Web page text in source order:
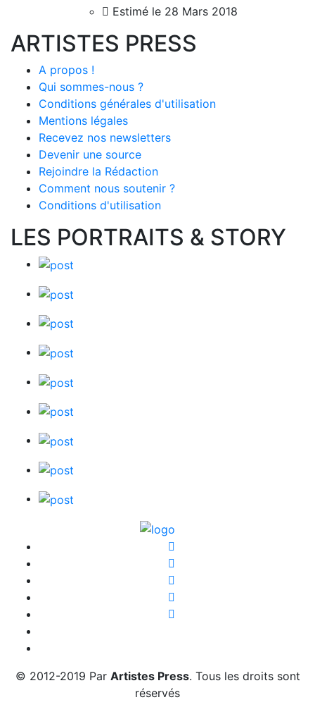
Estimé le 28 Mars 2018
ARTISTES PRESS
A propos !
Qui sommes-nous ?
Conditions générales d'utilisation
Mentions légales
Recevez nos newsletters
Devenir une source
Rejoindre la Rédaction
Comment nous soutenir ?
Conditions d'utilisation
LES PORTRAITS & STORY
© 2012-2019 Par Artistes Press. Tous les droits sont
réservés